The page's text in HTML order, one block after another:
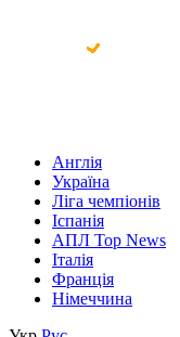
Англія
Україна
Ліга чемпіонів
Іспанія
АПЛ Top News
Італія
Франція
Німеччина